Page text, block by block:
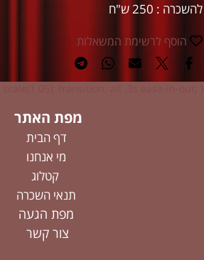
להשכרה : 250 ש"ח
הוסף לרשימת המשאלות
מפת האתר
דף הבית
מי אנחנו
קטלוג
תנאי השכרה
מפת הגעה
צור קשר